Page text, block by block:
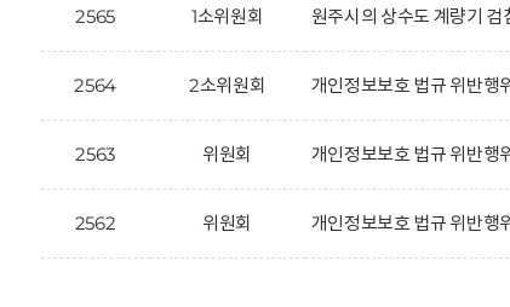
2565 1소위원회 원주시의 상수도 계량기
2564 2소위원회 개인정보보호 법규 위반
2563 위원회 개인정보보호 법규 위반
2562 위원회 개인정보보호 법규 위반